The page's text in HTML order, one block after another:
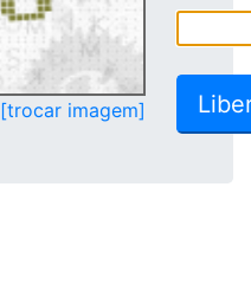
[trocar imagem]